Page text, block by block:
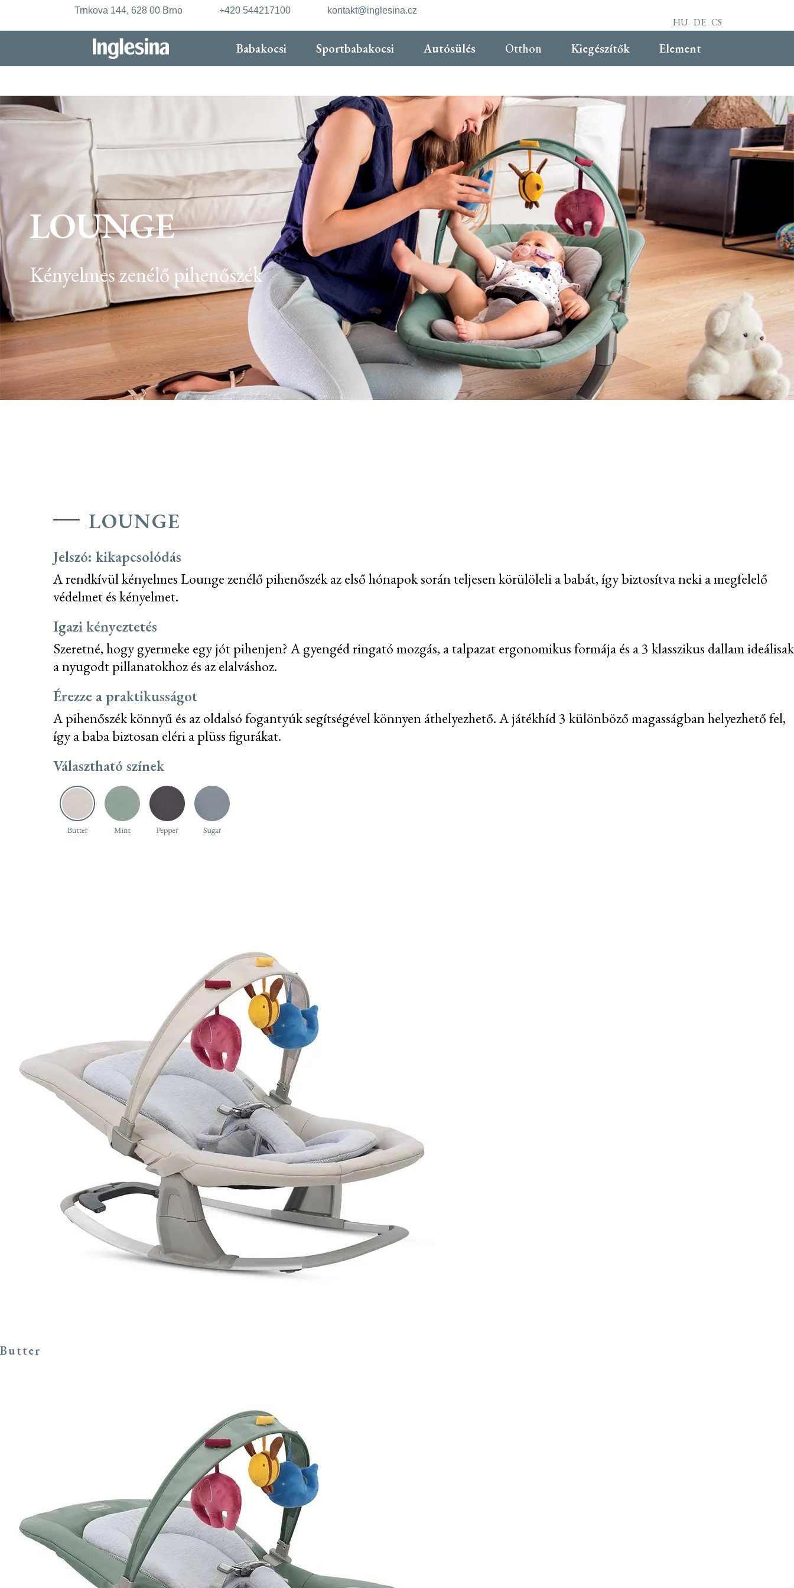
Trnkova 144, 628 00 Brno +420 544217100 kontakt@inglesina.cz
HU DE CS
Babakocsi Sportbabakocsi Autósülés Otthon Kiegészítők Element
LOUNGE
Kényelmes zenélő pihenőszék
LOUNGE
Jelszó: kikapcsolódás
A rendkívül kényelmes Lounge zenélő pihenőszék az első hónapok során teljesen körülöleli a babát, így biztosítva neki a megfelelő
védelmet és kényelmet.
Igazi kényeztetés
Szeretné, hogy gyermeke egy jót pihenjen? A gyengéd ringató mozgás, a talpazat ergonomikus formája és a 3 klasszikus dallam ideálisak
a nyugodt pillanatokhoz és az elalváshoz.
Érezze a praktikusságot
A pihenőszék könnyű és az oldalsó fogantyúk segítségével könnyen áthelyezhető. A játékhíd 3 különböző magasságban helyezhető fel,
így a baba biztosan eléri a plüss figurákat.
Választható színek
Butter